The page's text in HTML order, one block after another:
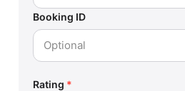
Booking ID
Rating *